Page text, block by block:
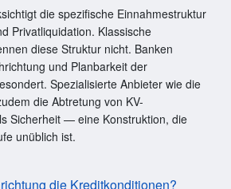
die spezifische Einnahmestruktur
Privatliquidation. Klassische
diese Struktur nicht. Banken
und Planbarkeit der
Spezialisierte Anbieter wie die
die Abtretung von KV-
Sicherheit — eine Konstruktion, die
unüblich ist.
die Kreditkonditionen?